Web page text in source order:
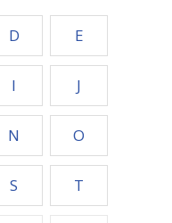
D E
I J
N O
S T